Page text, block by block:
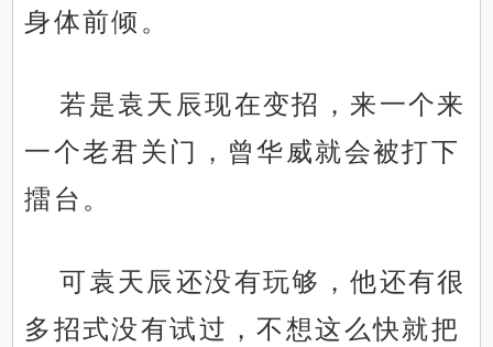
身体前倾。
若是袁天辰现在变招，来一个来
一个老君关门，曾华威就会被打下
擂台。
可袁天辰还没有玩够，他还有很
多招式没有试过，不想这么快就把